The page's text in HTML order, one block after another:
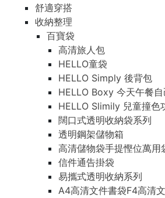
舒適穿搭
收納整理
百寶袋
高清旅人包
HELLO童袋
HELLO Simply 後背包
HELLO Boxy 今天午餐自
HELLO Slimily 兒童撞色
闊口式透明收納袋系列
透明鋼架儲物箱
高清儲物袋手提慳位萬用
信件通告掛袋
易攜式透明收納系列
A4高清文件書袋F4高清